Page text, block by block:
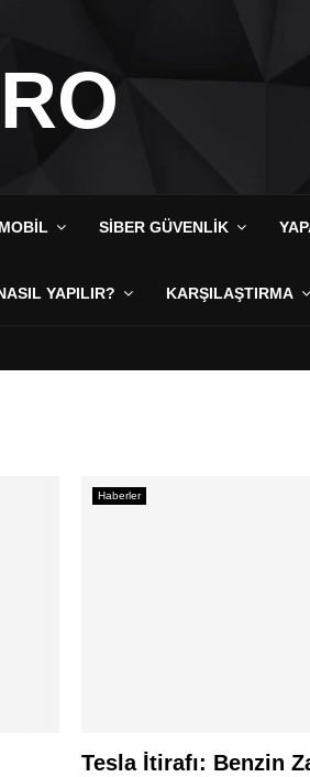
MOBIL SIBER GÜVENLIK
YAPILIR? KARŞILAŞTIRMA
Haberler
Tesla İtirafı: Benzin